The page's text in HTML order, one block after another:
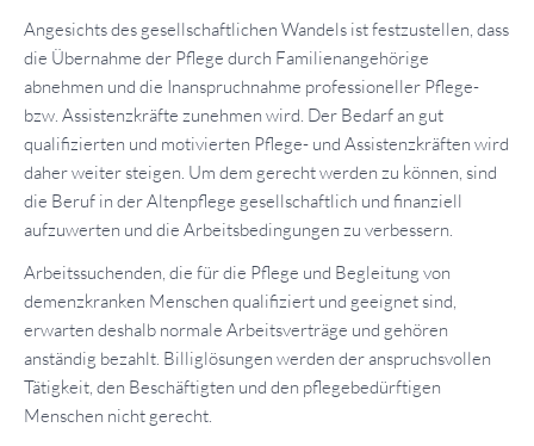
Angesichts des gesellschaftlichen Wandels ist festzustellen, dass
die Übernahme der Pflege durch Familienangehörige
abnehmen und die Inanspruchnahme professioneller Pflege-
bzw. Assistenzkräfte zunehmen wird. Der Bedarf an gut
qualifizierten und motivierten Pflege- und Assistenzkräften wird
daher weiter steigen. Um dem gerecht werden zu können, sind
die Beruf in der Altenpflege gesellschaftlich und finanziell
aufzuwerten und die Arbeitsbedingungen zu verbessern.
Arbeitssuchenden, die für die Pflege und Begleitung von
demenzkranken Menschen qualifiziert und geeignet sind,
erwarten deshalb normale Arbeitsverträge und gehören
anständig bezahlt. Billiglösungen werden der anspruchsvollen
Tätigkeit, den Beschäftigten und den pflegebedürftigen
Menschen nicht gerecht.